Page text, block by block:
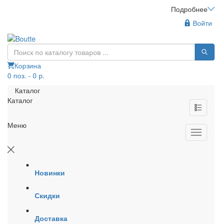
Подробнее
Войти
Корзина
0 поз. - 0 р.
Каталог
Каталог
Меню
Новинки
Скидки
Доставка